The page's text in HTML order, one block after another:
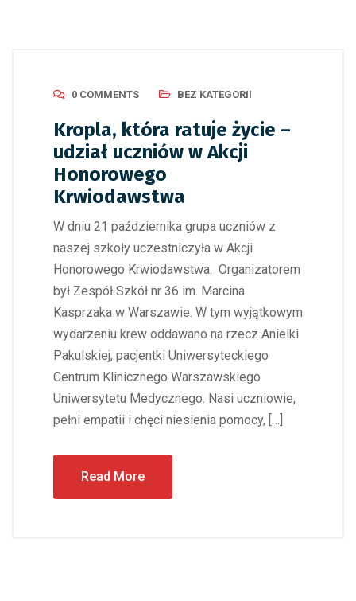
0 COMMENTS BEZ KATEGORII
Kropla, która ratuje życie –
udział uczniów w Akcji
Honorowego
Krwiodawstwa
W dniu 21 października grupa uczniów z
naszej szkoły uczestniczyła w Akcji
Honorowego Krwiodawstwa. Organizatorem
był Zespół Szkół nr 36 im. Marcina
Kasprzaka w Warszawie. W tym wyjątkowym
wydarzeniu krew oddawano na rzecz Anielki
Pakulskiej, pacjentki Uniwersyteckiego
Centrum Klinicznego Warszawskiego
Uniwersytetu Medycznego. Nasi uczniowie,
pełni empatii i chęci niesienia pomocy, […]
Read More